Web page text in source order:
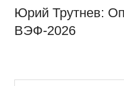
Юрий Трутнев:
ВЭФ-2026